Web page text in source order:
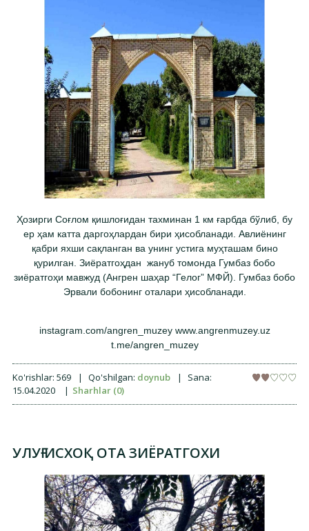
Ҳозирги Соғлом қишлоғидан тахминан 1 км ғарбда бўлиб, бу
ер ҳам катта даргоҳлардан бири ҳисобланади. Авлиёнинг
қабри яхши сақланган ва унинг устига муҳташам бино
қурилган. Зиёратгоҳдан жануб томонда Гумбаз бобо
зиёратгоҳи мавжуд (Ангрен шаҳар “Гелог” МФЙ). Гумбаз бобо
Эрвали бобонинг оталари ҳисобланади.
instagram.com/angren_muzey www.angrenmuzey.uz
t.me/angren_muzey
Ko'rishlar: 569 | Qo'shilgan: doynub |
Sana:
15.04.2020
| Sharhlar (0)
УЛУҒ ИСХОҚ ОТА ЗИЁРАТГОХИ